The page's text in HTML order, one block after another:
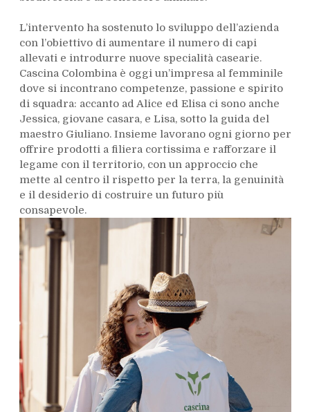
L’intervento ha sostenuto lo sviluppo dell’azienda
con l’obiettivo di aumentare il numero di capi
allevati e introdurre nuove specialità casearie.
Cascina Colombina è oggi un’impresa al femminile
dove si incontrano competenze, passione e spirito
di squadra: accanto ad Alice ed Elisa ci sono anche
Jessica, giovane casara, e Lisa, sotto la guida del
maestro Giuliano. Insieme lavorano ogni giorno per
offrire prodotti a filiera cortissima e rafforzare il
legame con il territorio, con un approccio che
mette al centro il rispetto per la terra, la genuinità
e il desiderio di costruire un futuro più
consapevole.